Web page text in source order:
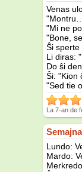
Venas
"Mi ne
"Bone,
Ŝi sperte
Li diras:
Do ŝi
Ŝi: "Kion
"Sed tie
La 7-an de
Lundo:
Mardo: